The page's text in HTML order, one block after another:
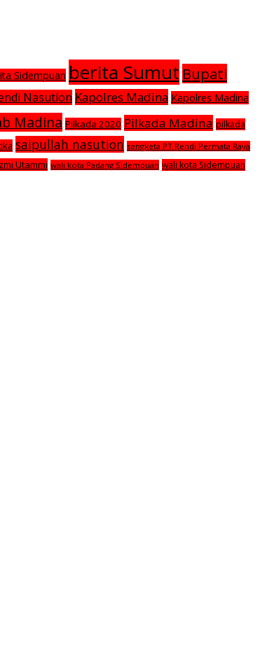
Sidempuan berita Sumut Bupati
Nasution Kapolres Madina Kapolres Madina
Madina Pilkada 2020 Pilkada Madina pilkada
saipullah nasution sengketa PT Rendi Permata Raya
Utammi wali kota Padang Sidempuan wali kota Sidempuan